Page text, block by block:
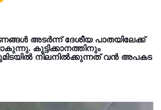
അടർന്ന് ദേശീയ പാതയിലേക്ക്
കുട്ടിക്കാനത്തിനും
നിലനിൽക്കുന്നത് വൻ അപകട